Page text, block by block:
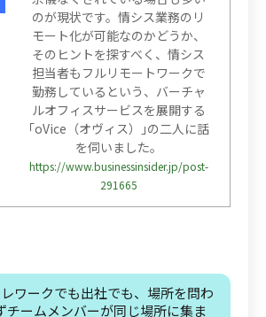
のが現状です。情シス業務のリ
モート化が可能なのかどうか、
そのヒントを探すべく、情シス
担当者もフルリモートワークで
勤務しているという、バーチャ
ルオフィスサービスを展開する
｢oVice（オヴィス）｣の二人に話
を伺いました。
https://www.businessinsider.jp/post-
291665
ワークでも出社でも、場所を問わ
チームメンバーが同じ場所に集ま